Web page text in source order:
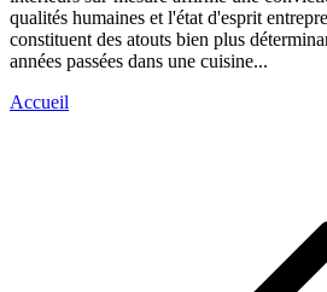
qualités humaines et l'état d'esprit
constituent des atouts bien plus
années passées dans une cuisine...
Accueil